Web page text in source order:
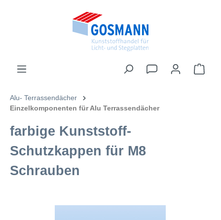
Alu- Terrassendächer
Einzelkomponenten für Alu Terrassendächer
farbige Kunststoff-
Schutzkappen für M8
Schrauben